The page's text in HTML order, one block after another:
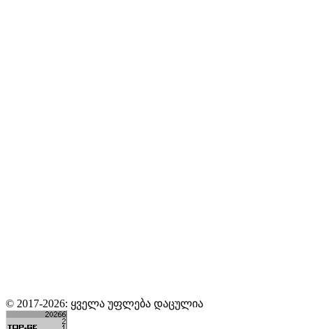
© 2017-2026: ყველა უფლება დაცულია